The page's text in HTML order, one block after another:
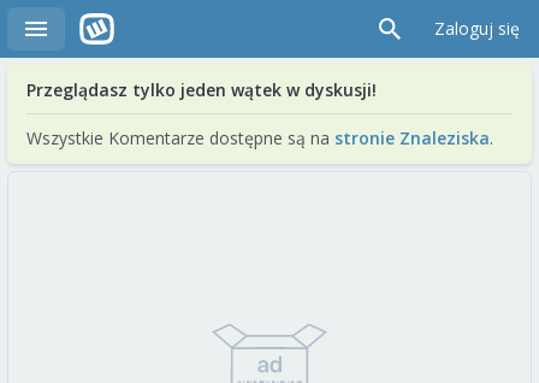
Zaloguj się
Przeglądasz tylko jeden wątek w dyskusji!
Wszystkie Komentarze dostępne są na stronie Znaleziska.